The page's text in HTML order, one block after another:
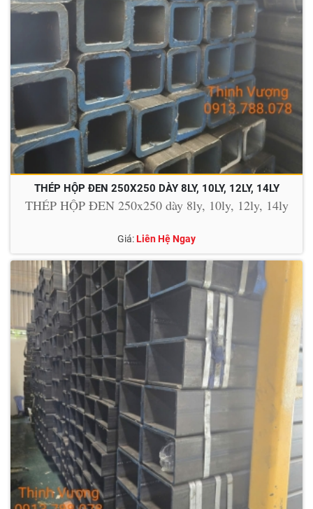
THÉP HỘP ĐEN 250X250 DÀY 8LY, 10LY, 12LY, 14LY
THÉP HỘP ĐEN 250x250 dày 8ly, 10ly, 12ly, 14ly
Giá:Liên Hệ Ngay